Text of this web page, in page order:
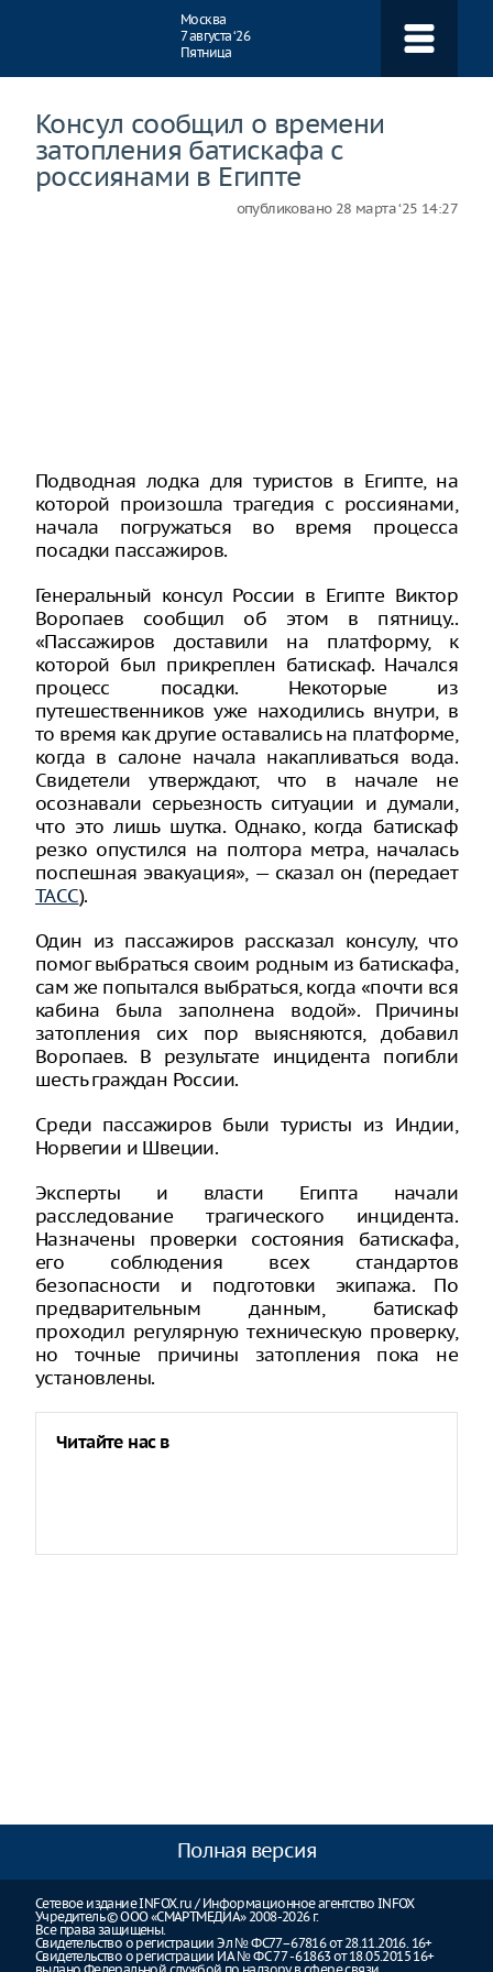
Москва
7 августа ‘26
Пятница
Консул сообщил о времени
затопления батискафа с
россиянами в Египте
опубликовано 28 марта ‘25 14:27
Подводная лодка для туристов в Египте, на
которой произошла трагедия с россиянами,
начала погружаться во время процесса
посадки пассажиров.
Генеральный консул России в Египте Виктор
Воропаев сообщил об этом в пятницу..
«Пассажиров доставили на платформу, к
которой был прикреплен батискаф. Начался
процесс посадки. Некоторые из
путешественников уже находились внутри, в
то время как другие оставались на платформе,
когда в салоне начала накапливаться вода.
Свидетели утверждают, что в начале не
осознавали серьезность ситуации и думали,
что это лишь шутка. Однако, когда батискаф
резко опустился на полтора метра, началась
поспешная эвакуация», — сказал он (передает
ТАСС).
Один из пассажиров рассказал консулу, что
помог выбраться своим родным из батискафа,
сам же попытался выбраться, когда «почти вся
кабина была заполнена водой». Причины
затопления сих пор выясняются, добавил
Воропаев. В результате инцидента погибли
шесть граждан России.
Среди пассажиров были туристы из Индии,
Норвегии и Швеции.
Эксперты и власти Египта начали
расследование трагического инцидента.
Назначены проверки состояния батискафа,
его соблюдения всех стандартов
безопасности и подготовки экипажа. По
предварительным данным, батискаф
проходил регулярную техническую проверку,
но точные причины затопления пока не
установлены.
Читайте нас в
Полная версия
Сетевое издание INFOX.ru / Информационное агентство INFOX
Учредитель © ООО «СМАРТМЕДИА» 2008-2026 г.
Все права защищены.
Свидетельство о регистрации Эл № ФС77–67816 от 28.11.2016. 16+
Свидетельство о регистрации ИА № ФС 77 - 61863 от 18.05.2015 16+